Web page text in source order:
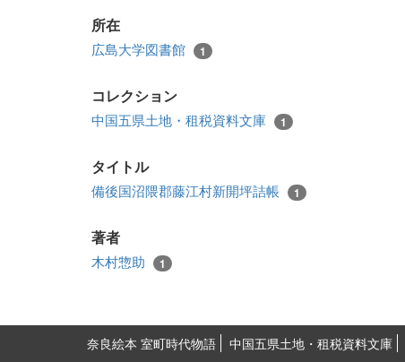
所在
広島大学図書館 1
コレクション
中国五県土地・租税資料文庫 1
タイトル
備後国沼隈郡藤江村新開坪詰帳 1
著者
木村惣助 1
奈良絵本 室町時代物語 中国五県土地・租税資料文庫